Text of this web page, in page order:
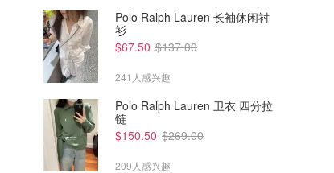
$585.00
Thom Browne 短袖宽松T恤
$779.40
款毛衣
Polo Ralph Lauren 长袖休闲衬
衫
$67.50 $137.00
241人感兴趣
Polo Ralph Lauren 卫衣 四分拉
链
$150.50 $269.00
209人感兴趣